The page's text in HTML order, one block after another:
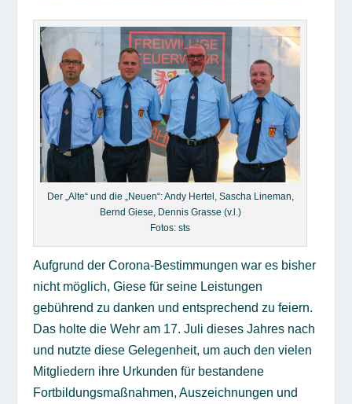
Der „Alte“ und die „Neuen“: Andy Hertel, Sascha Lineman,
Bernd Giese, Dennis Grasse (v.l.)
Fotos: sts
Aufgrund der Corona-Bestimmungen war es bisher
nicht möglich, Giese für seine Leistungen
gebührend zu danken und entsprechend zu feiern.
Das holte die Wehr am 17. Juli dieses Jahres nach
und nutzte diese Gelegenheit, um auch den vielen
Mitgliedern ihre Urkunden für bestandene
Fortbildungsmaßnahmen, Auszeichnungen und